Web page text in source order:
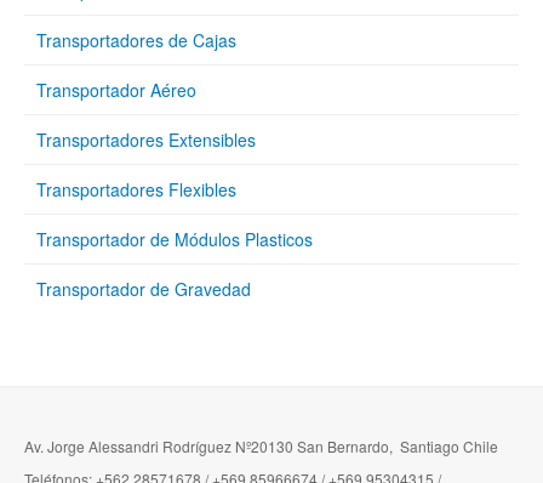
Transportadores de Cajas
Transportador Aéreo
Transportadores Extensibles
Transportadores Flexibles
Transportador de Módulos Plasticos
Transportador de Gravedad
Av. Jorge Alessandri Rodríguez Nº20130 San Bernardo, Santiago Chile